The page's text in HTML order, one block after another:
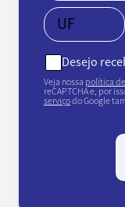
Desejo
Veja nossa política
reCAPTCHA e, por
serviçodo Google